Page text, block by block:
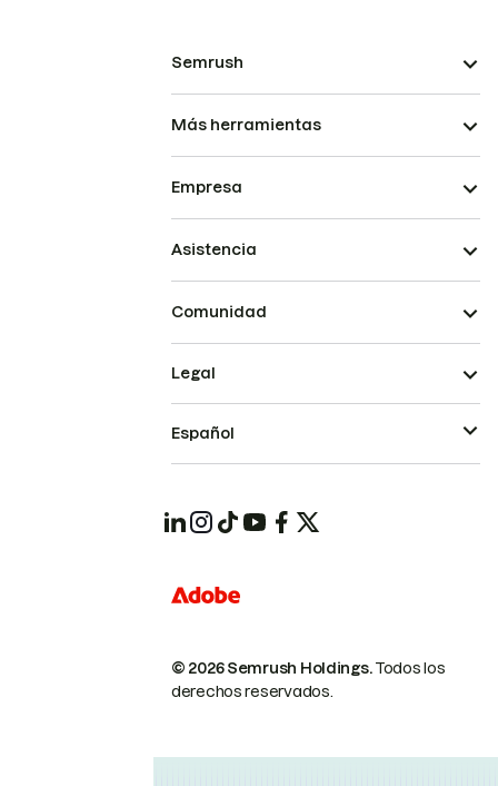
Semrush
Más herramientas
Empresa
Asistencia
Comunidad
© 2026 Semrush Holdings.Todos los
derechos reservados.
Legal
Español